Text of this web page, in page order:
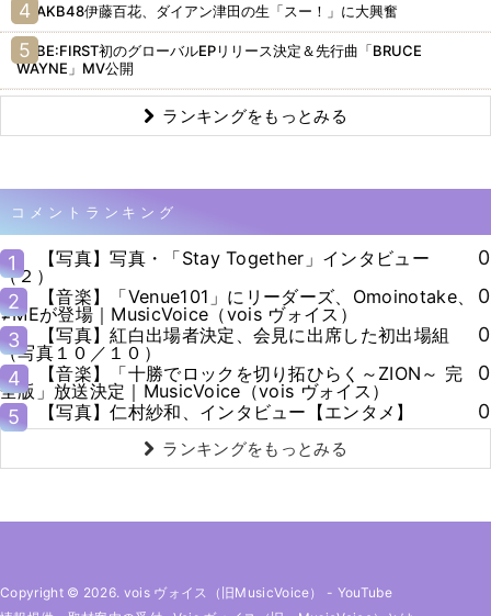
AKB48伊藤百花、ダイアン津田の生「スー！」に大興奮
BE:FIRST初のグローバルEPリリース決定＆先行曲「BRUCE
WAYNE」MV公開
ランキングをもっとみる
コメントランキング
1
【写真】写真・「Stay Together」インタビュー
（２）
0
2
【音楽】「Venue101」にリーダーズ、Omoinotake、
≠MEが登場｜MusicVoice（vois ヴォイス）
0
3
【写真】紅白出場者決定、会見に出席した初出場組
（写真１０／１０）
0
4
【音楽】「十勝でロックを切り拓ひらく～ZION～ 完
全版」放送決定｜MusicVoice（vois ヴォイス）
0
5
【写真】仁村紗和、インタビュー【エンタメ】 0
ランキングをもっとみる
Copyright © 2026. vois ヴォイス（旧MusicVoice） - YouTube